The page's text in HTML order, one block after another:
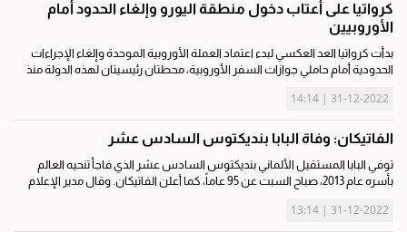
كرواتيا على أعتاب دخول منطقة اليورو وإلغاء الحدود أمام
الأوروبيين
بدأت كرواتيا العد العكسي لبدء اعتماد العملة الأوروبية الموحدة وإلغاء الإجراءات
الحدودية أمام حاملي جوازات السفر الأوروبية، محطتان رئيسيتان لهذه الدولة منذ
31-12-2022 | 14:14
الفاتيكان: وفاة البابا بنديكتوس السادس عشر
توفي البابا المستقيل الألماني بنديكتوس السادس عشر الذي فاجأ تنحيه العالم
بأسره عام 2013، صباح السبت عن 95 عاماً، كما أعلن الفاتيكان. وقال مدير الإعلام
31-12-2022 | 13:14